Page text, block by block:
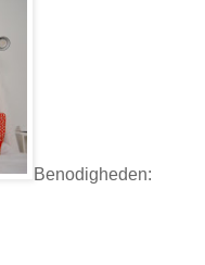
Benodigheden: